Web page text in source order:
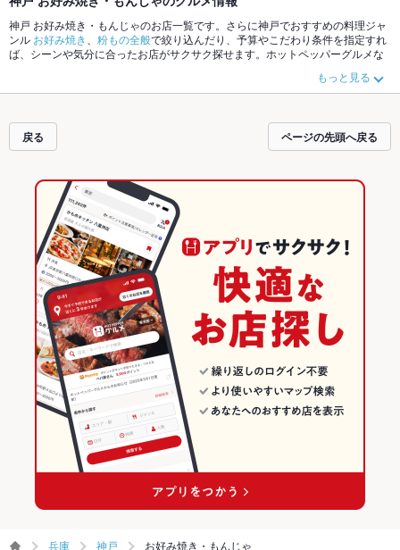
神戸 お好み焼き・もんじゃのお店一覧です。さらに神戸でおすすめの料理ジャ
ンル お好み焼き 粉もの全般で絞り込んだり、予算やこだわり条件を指定すれ
ば、シーンや気分に合ったお店がサクサク探せます。ホットペッパーグルメな
料理など、お店の最新情報をご紹介しているので安心！24時間使える簡単便利
なネット予約が使えるお店も拡大中です。友達どうしの飲み会にも、会社の宴
ください。
もっと見る
戻る ページの先頭へ戻る
兵庫 神戸 お好み焼き・もんじゃ